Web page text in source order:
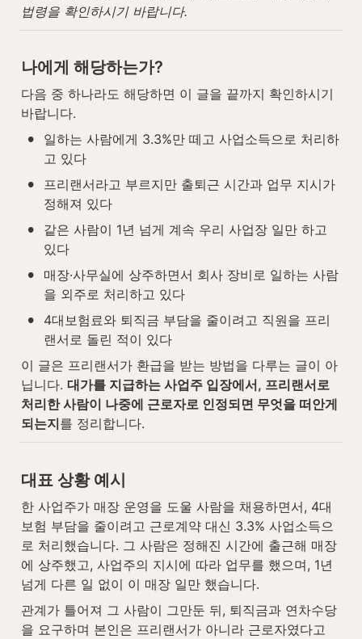
법령을 확인하시기 바랍니다.
나에게 해당하는가?
다음 중 하나라도 해당하면 이 글을 끝까지 확인하시기
바랍니다.
•
일하는 사람에게 3.3%만 떼고 사업소득으로 처리하
고 있다
•
프리랜서라고 부르지만 출퇴근 시간과 업무 지시가
정해져 있다
•
같은 사람이 1년 넘게 계속 우리 사업장 일만 하고
있다
•
매장·사무실에 상주하면서 회사 장비로 일하는 사람
을 외주로 처리하고 있다
•
4대보험료와 퇴직금 부담을 줄이려고 직원을 프리
랜서로 돌린 적이 있다
이 글은 프리랜서가 환급을 받는 방법을 다루는 글이 아
닙니다. 대가를 지급하는 사업주 입장에서, 프리랜서로
처리한 사람이 나중에 근로자로 인정되면 무엇을 떠안게
되는지를 정리합니다.
대표 상황 예시
한 사업주가 매장 운영을 도울 사람을 채용하면서, 4대
보험 부담을 줄이려고 근로계약 대신 3.3% 사업소득으
로 처리했습니다. 그 사람은 정해진 시간에 출근해 매장
에 상주했고, 사업주의 지시에 따라 업무를 했으며, 1년
넘게 다른 일 없이 이 매장 일만 했습니다.
관계가 틀어져 그 사람이 그만둔 뒤, 퇴직금과 연차수당
을 요구하며 본인은 프리랜서가 아니라 근로자였다고